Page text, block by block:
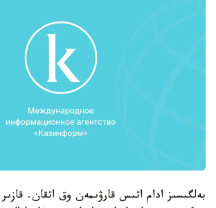
بەلگىسىز ادام اتىس قارۋىمەن وق اتقان. قازىر